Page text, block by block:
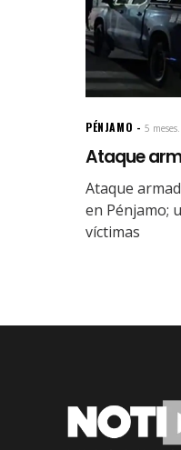
PÉNJAMO 5 meses.
Ataque
Ataque
en Pénjamo;
víctimas